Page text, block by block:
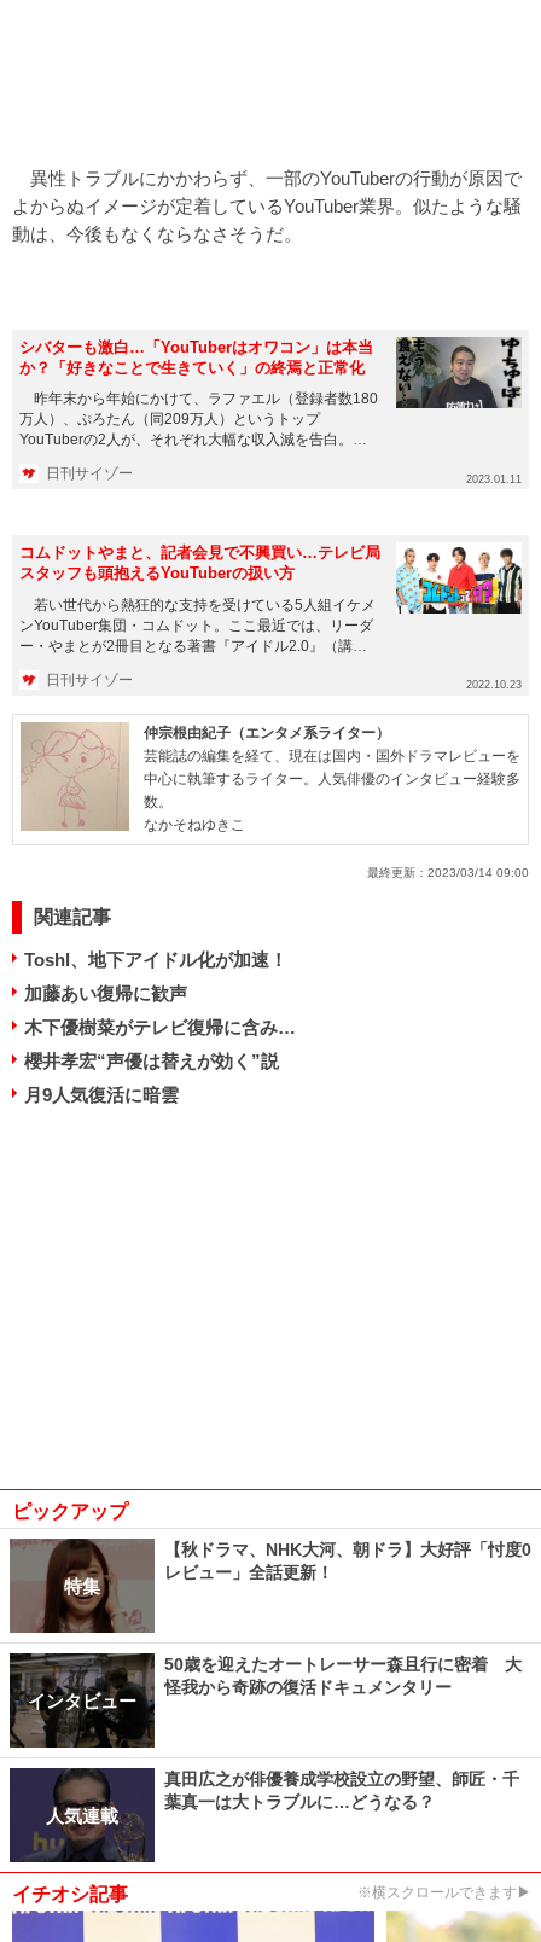
異性トラブルにかかわらず、一部のYouTuberの行動が原因で
よからぬイメージが定着しているYouTuber業界。似たような騒
動は、今後もなくならなさそうだ。
シバターも激白…「YouTuberはオワコン」は本当
か？「好きなことで生きていく」の終焉と正常化
昨年末から年始にかけて、ラファエル（登録者数180
万人）、ぷろたん（同209万人）というトップ
YouTuberの2人が、それぞれ大幅な収入減を告白。さ
日刊サイゾー 2023.01.11
コムドットやまと、記者会見で不興買い…テレビ局
スタッフも頭抱えるYouTuberの扱い方
若い世代から熱狂的な支持を受けている5人組イケメ
ンYouTuber集団・コムドット。ここ最近では、リーダ
ー・やまとが2冊目となる著書『アイドル2.0』（講談
日刊サイゾー 2022.10.23
仲宗根由紀子（エンタメ系ライター）
芸能誌の編集を経て、現在は国内・国外ドラマレビューを
中心に執筆するライター。人気俳優のインタビュー経験多
数。
なかそねゆきこ
最終更新： 2023/03/14 09:00
関連記事
Toshl、地下アイドル化が加速！
加藤あい復帰に歓声
木下優樹菜がテレビ復帰に含み…
櫻井孝宏“声優は替えが効く”説
月9人気復活に暗雲
ピックアップ
特集
【秋ドラマ、NHK大河、朝ドラ】大好評「忖度0
レビュー」全話更新！
インタビュー
50歳を迎えたオートレーサー森且行に密着 大
怪我から奇跡の復活ドキュメンタリー
人気連載
真田広之が俳優養成学校設立の野望、師匠・千
葉真一は大トラブルに…どうなる？
イチオシ記事 ※横スクロールできます▶